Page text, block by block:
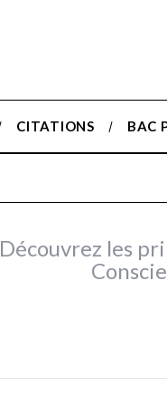
CITATIONS BAC
Découvrez les